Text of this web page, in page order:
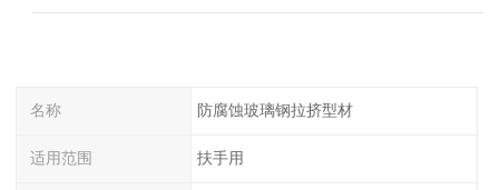
名称 防腐蚀玻璃钢拉挤型材
适用范围 扶手用